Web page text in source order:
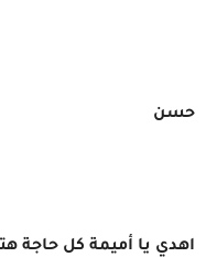
حسن
اهدي يا أميمة كل حاجة